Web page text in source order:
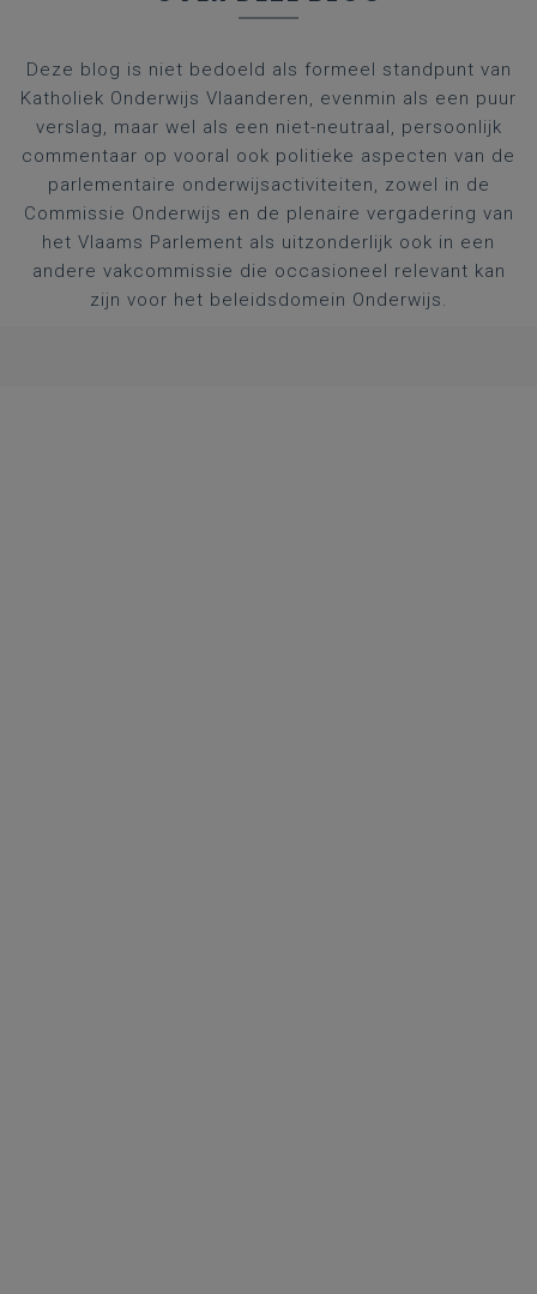
Deze blog is niet bedoeld als formeel standpunt van
Katholiek Onderwijs Vlaanderen, evenmin als een puur
verslag, maar wel als een niet-neutraal, persoonlijk
commentaar op vooral ook politieke aspecten van de
parlementaire onderwijsactiviteiten, zowel in de
Commissie Onderwijs en de plenaire vergadering van
het Vlaams Parlement als uitzonderlijk ook in een
andere vakcommissie die occasioneel relevant kan
zijn voor het beleidsdomein Onderwijs.